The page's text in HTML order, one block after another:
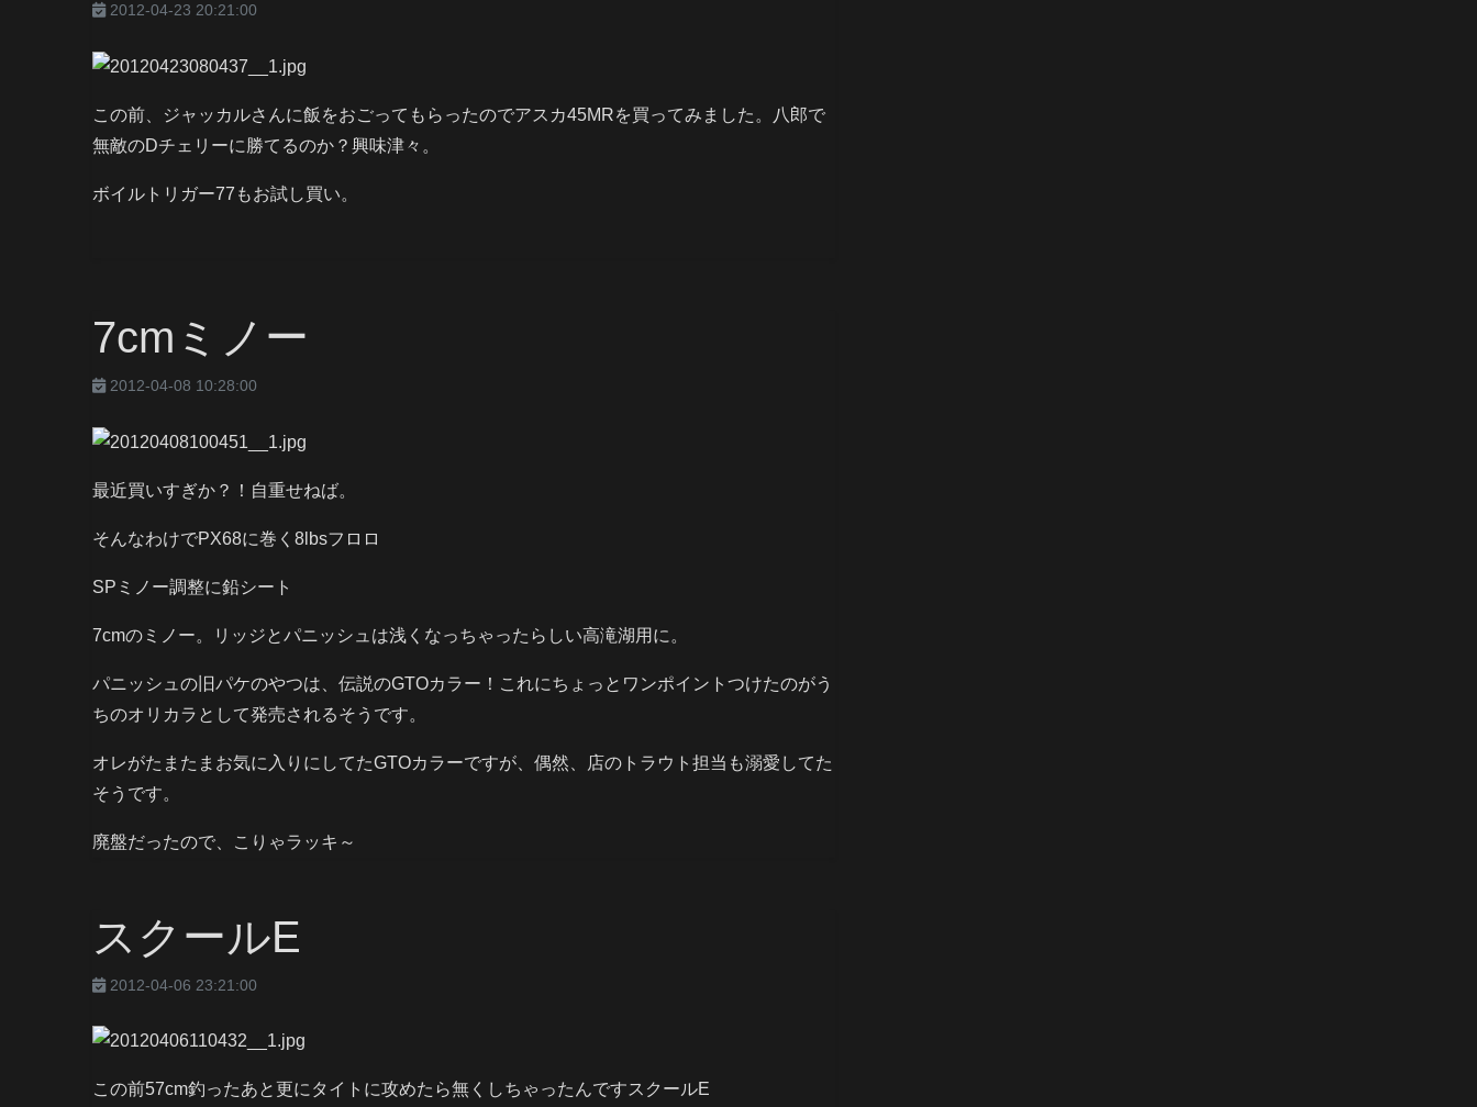
2012-04-23 20:21:00
この前、ジャッカルさんに飯をおごってもらったのでアスカ45MRを買ってみました。八郎で
無敵のDチェリーに勝てるのか？興味津々。
ボイルトリガー77もお試し買い。
7cmミノー
2012-04-08 10:28:00
最近買いすぎか？！自重せねば。
そんなわけでPX68に巻く8lbsフロロ
SPミノー調整に鉛シート
7cmのミノー。リッジとパニッシュは浅くなっちゃったらしい高滝湖用に。
パニッシュの旧パケのやつは、伝説のGTOカラー！これにちょっとワンポイントつけたのがう
ちのオリカラとして発売されるそうです。
オレがたまたまお気に入りにしてたGTOカラーですが、偶然、店のトラウト担当も溺愛してた
そうです。
廃盤だったので、こりゃラッキ～
スクールE
2012-04-06 23:21:00
この前57cm釣ったあと更にタイトに攻めたら無くしちゃったんですスクールE